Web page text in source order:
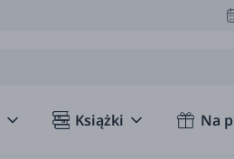
Książki Na